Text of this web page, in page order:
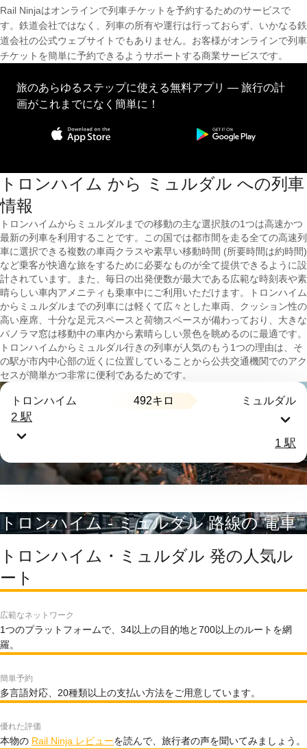
Rail Ninjaはオンラインで列車チケットを予約するためのサービスで
す。鉄道会社ではなく、列車の所有や運行は行っておらず、いかなる鉄
道会社の公式ウェブサイトでもありません。お客様がオンラインで列車
チケットを簡単に予約できるようサポートする商業サービスです。
旅のあらゆるステップに使える無料アプリ — 旅行の計
画がこれまでになく簡単に！
トロンハイム から ミュルダル への列車
情報
トロンハイムからミュルダルまでの移動の主な選択肢の1つは高速かつ
最新の列車を利用することです。この国では都市間を走る全ての高速列
車に選択できる複数の車両クラスや素早い移動時間 (所要時間は約時間)
など乗客が快適な旅をするために必要なものが全て提供できるように設
計されています。また、毎日の出発便数が最大である広範な時刻表や素
晴らしい車内アメニティも乗車中にご利用いただけます。トロンハイム
からミュルダルまでの列車には軽くて広々とした車両、クッション性の
高い座席、十分な足元スペースと荷物スペースが備わっており、大きな
パノラマ窓は移動中の車内から素晴らしい景色を眺めるのに最適です。
トロンハイムからミュルダル行きの列車が人気のもう1つの理由は、そ
の駅が市内中心部の近くに位置していることから公共交通機関でのアク
セスが簡単かつ非常に便利であるためです。
トロンハイム 492キロ ミュルダル
2 駅
1 駅
トロンハイム - ミュルダル 路線の 電車
トロンハイム・ミュルダル 発の人気ル
ート
広範なネットワーク
1つのプラットフォームで、34以上の目的地と700以上のルートを網
羅。
簡単予約
多言語対応、20種類以上の支払い方法をご用意しています。
優れた評価
本物の Rail Ninja レビューを読んで、旅行者の声を聞いてみましょう。